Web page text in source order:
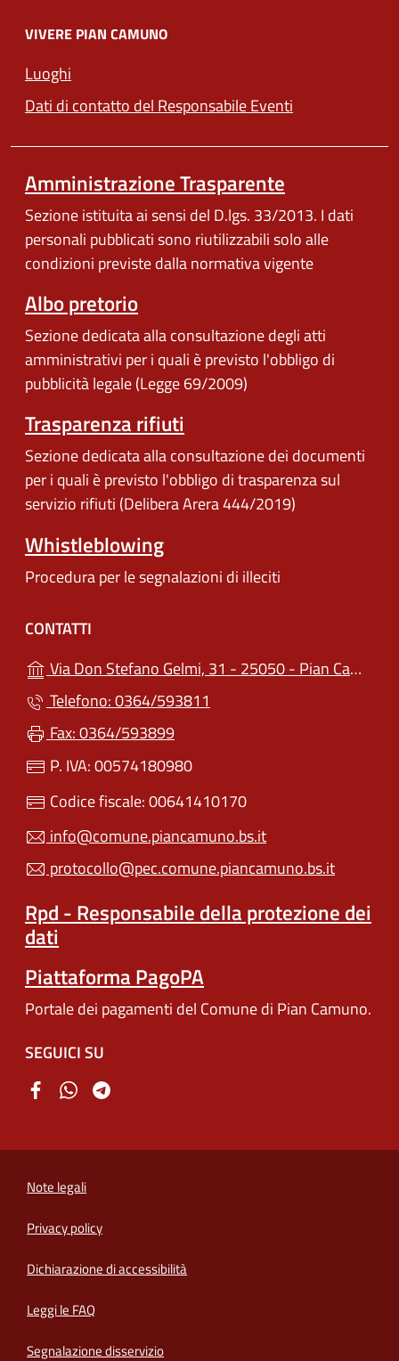
VIVERE PIAN CAMUNO
Luoghi
Dati di contatto del Responsabile Eventi
Amministrazione Trasparente
Sezione istituita ai sensi del D.lgs. 33/2013. I dati
personali pubblicati sono riutilizzabili solo alle
condizioni previste dalla normativa vigente
Albo pretorio
Sezione dedicata alla consultazione degli atti
amministrativi per i quali è previsto l'obbligo di
pubblicità legale (Legge 69/2009)
Trasparenza rifiuti
Sezione dedicata alla consultazione dei documenti
per i quali è previsto l'obbligo di trasparenza sul
servizio rifiuti (Delibera Arera 444/2019)
Whistleblowing
Procedura per le segnalazioni di illeciti
CONTATTI
Via Don Stefano Gelmi, 31 - 25050 - Pian Camuno (BS)
Telefono: 0364/593811
Fax: 0364/593899
P. IVA: 00574180980
Codice fiscale: 00641410170
info@comune.piancamuno.bs.it
protocollo@pec.comune.piancamuno.bs.it
Rpd - Responsabile della protezione dei
dati
Piattaforma PagoPA
Portale dei pagamenti del Comune di Pian Camuno.
SEGUICI SU
Note legali
Privacy policy
Dichiarazione di accessibilità
Leggi le FAQ
Segnalazione disservizio